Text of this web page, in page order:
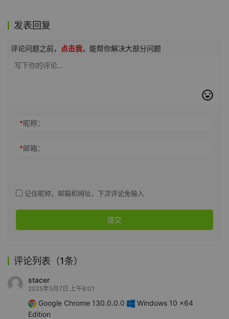
发表回复
评论问题之前， 点击我，能帮你解决大部分问题
*昵称：
*邮箱：
记住昵称、邮箱和网址，下次评论免输入
提交
评论列表（1条）
stacer
2025年5月7日 上午8:01
Google Chrome 130.0.0.0
Windows 10 x64
Edition